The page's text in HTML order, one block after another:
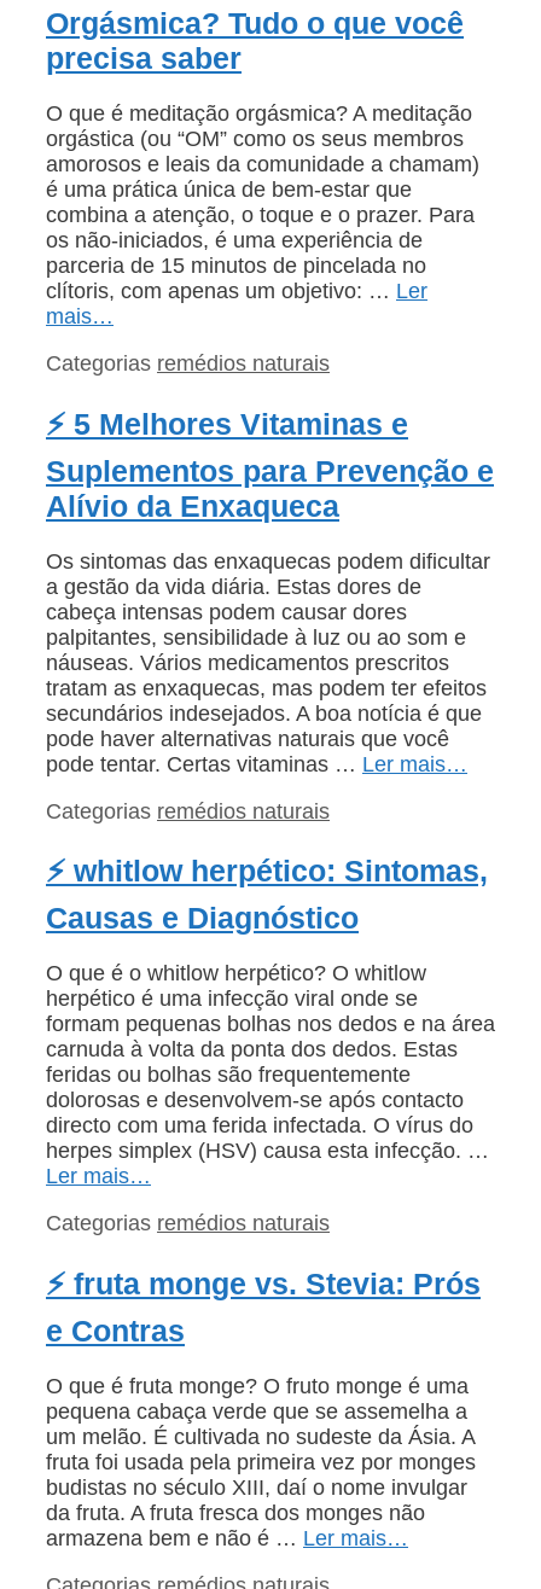
Orgásmica? Tudo o que você
precisa saber
O que é meditação orgásmica? A meditação
orgástica (ou “OM” como os seus membros
amorosos e leais da comunidade a chamam)
é uma prática única de bem-estar que
combina a atenção, o toque e o prazer. Para
os não-iniciados, é uma experiência de
parceria de 15 minutos de pincelada no
clítoris, com apenas um objetivo: … Ler
mais…
Categorias remédios naturais
⚡ 5 Melhores Vitaminas e
Suplementos para Prevenção e
Alívio da Enxaqueca
Os sintomas das enxaquecas podem dificultar
a gestão da vida diária. Estas dores de
cabeça intensas podem causar dores
palpitantes, sensibilidade à luz ou ao som e
náuseas. Vários medicamentos prescritos
tratam as enxaquecas, mas podem ter efeitos
secundários indesejados. A boa notícia é que
pode haver alternativas naturais que você
pode tentar. Certas vitaminas … Ler mais…
Categorias remédios naturais
⚡ whitlow herpético: Sintomas,
Causas e Diagnóstico
O que é o whitlow herpético? O whitlow
herpético é uma infecção viral onde se
formam pequenas bolhas nos dedos e na área
carnuda à volta da ponta dos dedos. Estas
feridas ou bolhas são frequentemente
dolorosas e desenvolvem-se após contacto
directo com uma ferida infectada. O vírus do
herpes simplex (HSV) causa esta infecção. …
Ler mais…
Categorias remédios naturais
⚡ fruta monge vs. Stevia: Prós
e Contras
O que é fruta monge? O fruto monge é uma
pequena cabaça verde que se assemelha a
um melão. É cultivada no sudeste da Ásia. A
fruta foi usada pela primeira vez por monges
budistas no século XIII, daí o nome invulgar
da fruta. A fruta fresca dos monges não
armazena bem e não é … Ler mais…